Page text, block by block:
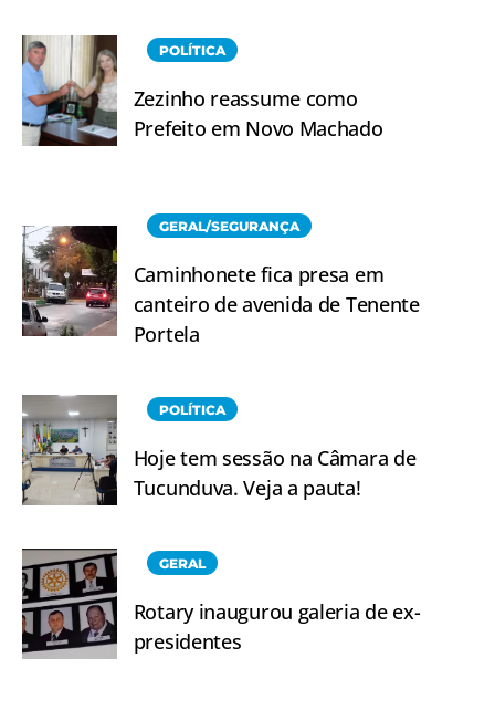
POLÍTICA
Zezinho reassume como
Prefeito em Novo Machado
GERAL/SEGURANÇA
Caminhonete fica presa em
canteiro de avenida de Tenente
Portela
POLÍTICA
Hoje tem sessão na Câmara de
Tucunduva. Veja a pauta!
GERAL
Rotary inaugurou galeria de ex-
presidentes